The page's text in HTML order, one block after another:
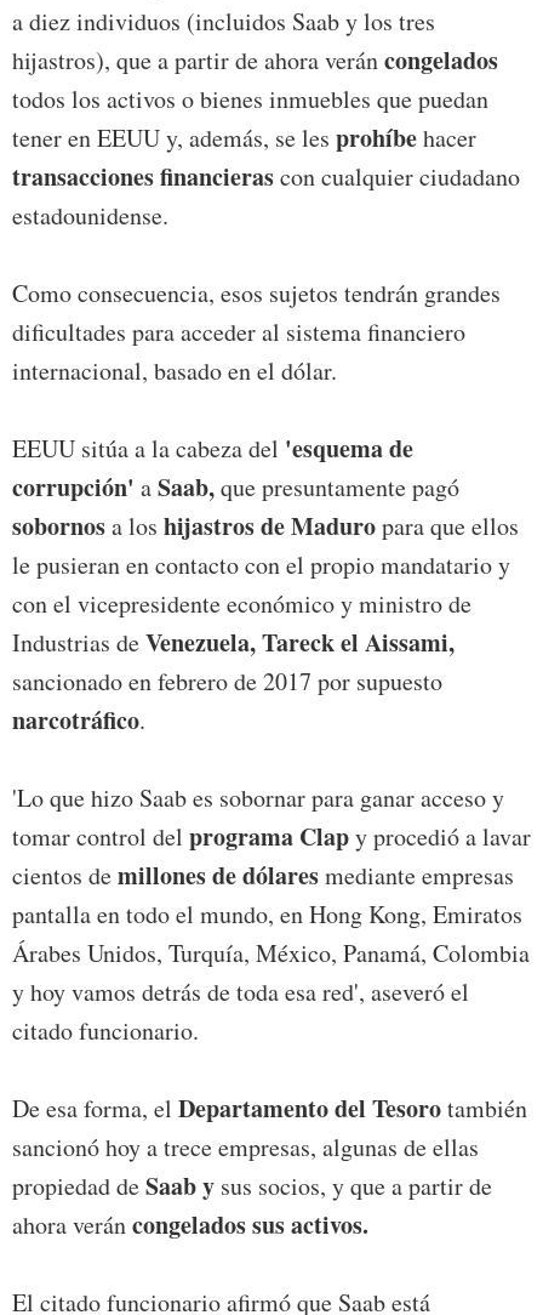
a diez individuos (incluidos Saab y los tres
hijastros), que a partir de ahora veráncongelados
todos los activos o bienes inmuebles que puedan
tener en EEUU y, además, se les prohíbehacer
transacciones financierascon cualquier ciudadano
estadounidense.
Como consecuencia, esos sujetos tendrán grandes
dificultades para acceder al sistema financiero
internacional, basado en el dólar.
EEUU sitúa a la cabeza del 'esquema de
corrupción' aSaab,que presuntamente pagó
sobornosa los hijastros de Maduropara que ellos
le pusieran en contacto con el propio mandatario y
con el vicepresidente económico y ministro de
Industrias deVenezuela, Tareck el Aissami,
sancionado en febrero de 2017 por supuesto
narcotráfico.
'Lo que hizo Saab es sobornar para ganar acceso y
tomar control del programa Clapy procedió a lavar
cientos demillones de dólaresmediante empresas
pantalla en todo el mundo, en Hong Kong, Emiratos
Árabes Unidos, Turquía, México, Panamá, Colombia
y hoy vamos detrás de toda esa red', aseveró el
citado funcionario.
De esa forma, el Departamento del Tesorotambién
sancionó hoy a trece empresas, algunas de ellas
propiedad deSaab y sus socios, y que a partir de
ahora veráncongelados sus activos.
El citado funcionario afirmó que Saab está